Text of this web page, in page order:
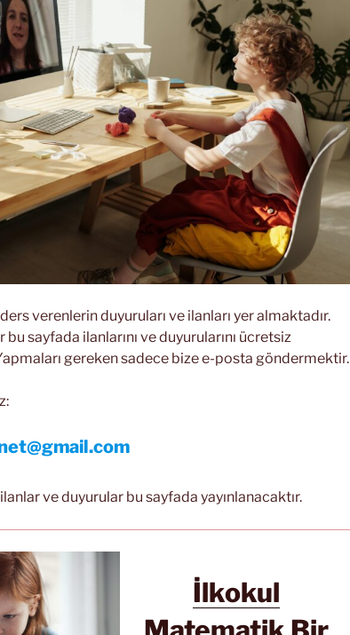
verenlerin duyuruları ve ilanları yer almaktadır.
sayfada ilanlarını ve duyurularını ücretsiz
gereken sadece bize e-posta göndermektir.
ve duyurular bu sayfada yayınlanacaktır.
İlkokul